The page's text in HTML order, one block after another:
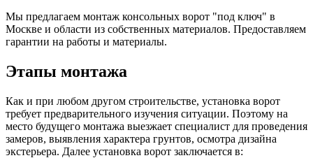
Мы предлагаем монтаж консольных ворот "под ключ" в
Москве и области из собственных материалов. Предоставляем
гарантии на работы и материалы.
Этапы монтажа
Как и при любом другом строительстве, установка ворот
требует предварительного изучения ситуации. Поэтому на
место будущего монтажа выезжает специалист для проведения
замеров, выявления характера грунтов, осмотра дизайна
экстерьера. Далее установка ворот заключается в: